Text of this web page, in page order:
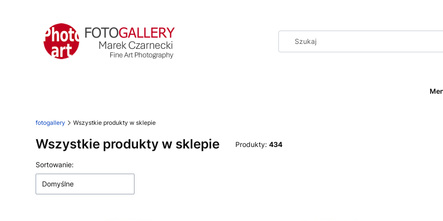
fotogallery Wszystkie produkty w sklepie
Wszystkie produkty w sklepie Produkty: 434
Lista produktów
Sortowanie:
Domyślne